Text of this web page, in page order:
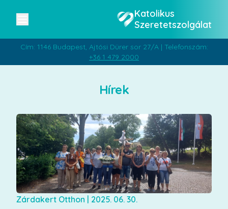
Katolikus
Szeretetszolgálat
Cím: 1146 Budapest, Ajtósi Dürer sor 27/A | Telefonszám:
+36 1 479 2000
Hírek
Zárdakert Otthon | 2025. 06. 30.